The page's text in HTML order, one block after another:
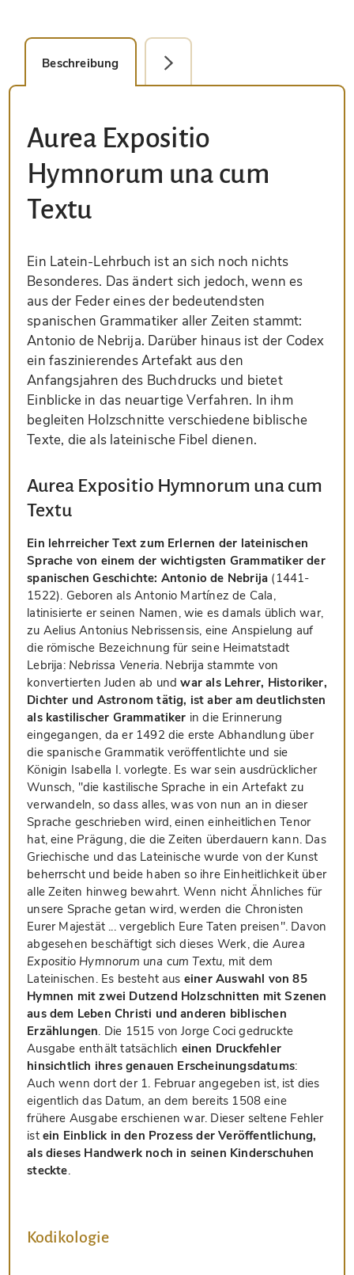
Beschreibung Faksimile-Editionen (1)
Aurea Expositio
Hymnorum una cum
Textu
Ein Latein-Lehrbuch ist an sich noch nichts
Besonderes. Das ändert sich jedoch, wenn es
aus der Feder eines der bedeutendsten
spanischen Grammatiker aller Zeiten stammt:
Antonio de Nebrija. Darüber hinaus ist der Codex
ein faszinierendes Artefakt aus den
Anfangsjahren des Buchdrucks und bietet
Einblicke in das neuartige Verfahren. In ihm
begleiten Holzschnitte verschiedene biblische
Texte, die als lateinische Fibel dienen.
Aurea Expositio Hymnorum una cum
Textu
Ein lehrreicher Text zum Erlernen der lateinischen
Sprache von einem der wichtigsten Grammatiker der
spanischen Geschichte: Antonio de Nebrija (1441-
1522). Geboren als Antonio Martínez de Cala,
latinisierte er seinen Namen, wie es damals üblich war,
zu Aelius Antonius Nebrissensis, eine Anspielung auf
die römische Bezeichnung für seine Heimatstadt
Lebrija: Nebrissa Veneria. Nebrija stammte von
konvertierten Juden ab undwar als Lehrer, Historiker,
Dichter und Astronom tätig, ist aber am deutlichsten
als kastilischer Grammatiker in die Erinnerung
eingegangen, da er 1492 die erste Abhandlung über
die spanische Grammatik veröffentlichte und sie
Königin Isabella I. vorlegte. Es war sein ausdrücklicher
Wunsch, "die kastilische Sprache in ein Artefakt zu
verwandeln, so dass alles, was von nun an in dieser
Sprache geschrieben wird, einen einheitlichen Tenor
hat, eine Prägung, die die Zeiten überdauern kann. Das
Griechische und das Lateinische wurde von der Kunst
beherrscht und beide haben so ihre Einheitlichkeit über
alle Zeiten hinweg bewahrt. Wenn nicht Ähnliches für
unsere Sprache getan wird, werden die Chronisten
Eurer Majestät ... vergeblich Eure Taten preisen". Davon
abgesehen beschäftigt sich dieses Werk, die Aurea
Expositio Hymnorum una cum Textu, mit dem
Lateinischen. Es besteht aus einer Auswahl von 85
Hymnen mit zwei Dutzend Holzschnitten mit Szenen
aus dem Leben Christi und anderen biblischen
Erzählungen. Die 1515 von Jorge Coci gedruckte
Ausgabe enthält tatsächlich einen Druckfehler
hinsichtlich ihres genauen Erscheinungsdatums:
Auch wenn dort der 1. Februar angegeben ist, ist dies
eigentlich das Datum, an dem bereits 1508 eine
frühere Ausgabe erschienen war. Dieser seltene Fehler
istein Einblick in den Prozess der Veröffentlichung,
als dieses Handwerk noch in seinen Kinderschuhen
steckte.
Kodikologie